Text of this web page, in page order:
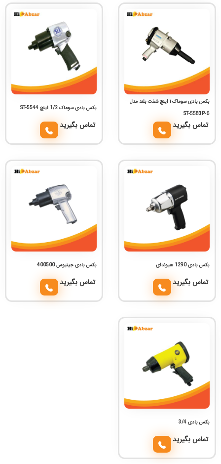
بکس بادی سوماک ۱ اینچ شفت بلند مدل
ST-5583P-6
تماس بگیرید
بکس بادی سوماک 1/2 اینچ ST-5544
تماس بگیرید
بکس بادی 1290 هیوندای
تماس بگیرید
بکس بادی جینیوس 400500
تماس بگیرید
بکس بادی 3/4
تماس بگیرید